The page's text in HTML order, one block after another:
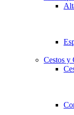
Cestos y